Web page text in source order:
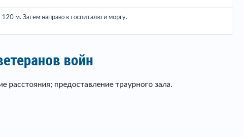
м. Затем направо к госпиталю и моргу.
войн
расстояния; предоставление траурного зала.